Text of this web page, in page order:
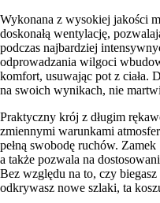
Wykonana z wysokiej jakości
doskonałą wentylację,
podczas najbardziej
odprowadzania wilgoci
komfort, usuwając pot z ciała.
na swoich wynikach, nie
Praktyczny krój z długim
zmiennymi warunkami
pełną swobodę ruchów.
a także pozwala na
Bez względu na to, czy
odkrywasz nowe szlaki, ta